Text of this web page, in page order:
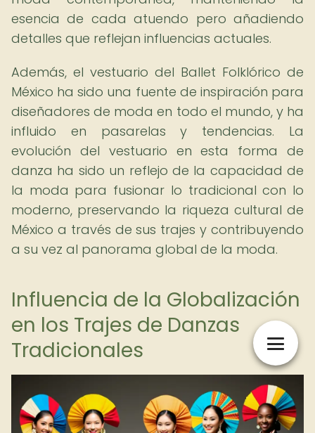
esencia de cada atuendo pero añadiendo
detalles que reflejan influencias actuales.
Además, el vestuario del Ballet Folklórico de
México ha sido una fuente de inspiración para
diseñadores de moda en todo el mundo, y ha
influido en pasarelas y tendencias. La
evolución del vestuario en esta forma de
danza ha sido un reflejo de la capacidad de
la moda para fusionar lo tradicional con lo
moderno, preservando la riqueza cultural de
México a través de sus trajes y contribuyendo
a su vez al panorama global de la moda.
Influencia de la Globalización
en los Trajes de Danzas
Tradicionales